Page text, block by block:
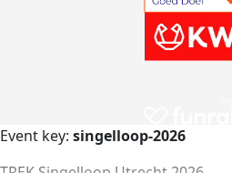
Event key: singelloop-2026